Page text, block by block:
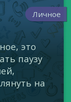
Личное
это
паузу
на